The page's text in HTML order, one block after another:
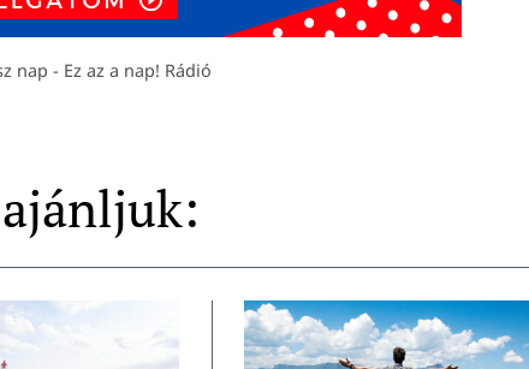
nap - Ez az a nap! Rádió